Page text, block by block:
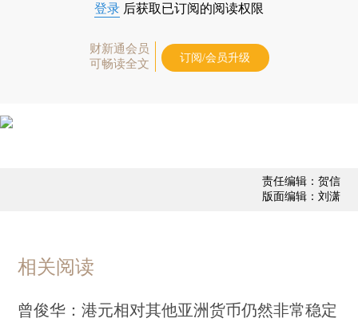
登录 后获取已订阅的阅读权限
财新通会员
可畅读全文
订阅/会员升级
责任编辑：贺信
版面编辑：刘潇
相关阅读
曾俊华：港元相对其他亚洲货币仍然非常稳定